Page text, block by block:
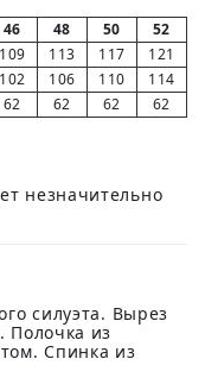
46 48 50
52
109 113 117
121
102 106 110
114
62 62 62 62
незначительно
силуэта. Вырез
Полочка из
Спинка из